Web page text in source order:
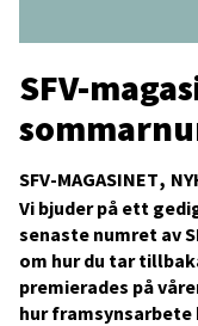
SFV-MAGASINET
SFV-
Vi bjuder på ett
senaste numret av
om hur du tar
premierades på
hur framsynsarbete